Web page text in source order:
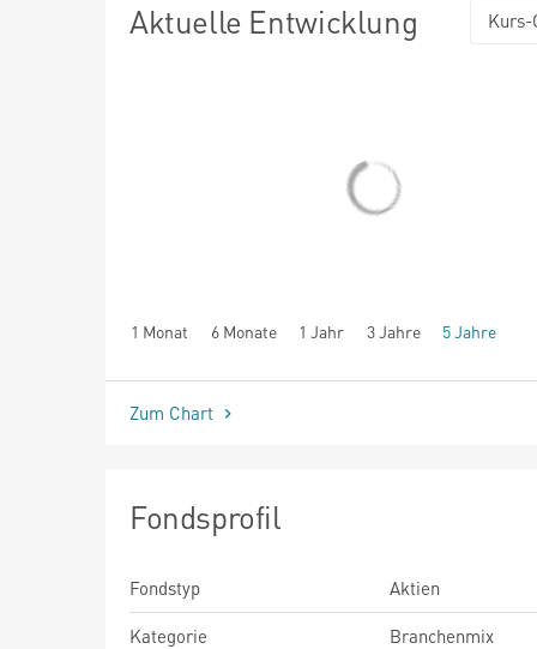
Aktuelle Entwicklung Kurs-
1 Monat 6 Monate 1 Jahr 3 Jahre 5 Jahre
seit Beginn
Zum Chart
Fondsprofil
Fondstyp
Aktien
Kategorie
Branchenmix